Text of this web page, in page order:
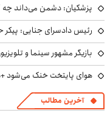
پزشکیان: دشمن می‌داند چه
رئیس دادسرای جنایی: پیکر
بازیگر مشهور سینما و
هوای پایتخت خنک می‌شود
آخرین مطالب